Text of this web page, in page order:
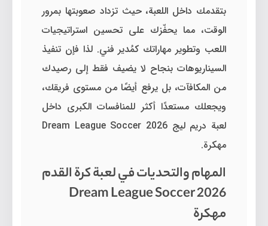
بتقدمك داخل اللعبة، حيث تزداد صعوبتها بمرور
الوقت، مما يحفّزك على تحسين استراتيجيات
اللعب وتطوير مهاراتك كمُدير فني. لذا فإن تنفيذ
السيناريوهات بنجاح لا يضيف فقط إلى رصيدك
من المكافآت، بل يرفع أيضًا من مستوى فريقك،
ويجعلك مستعدًا أكثر للمنافسات الكبرى داخل
لعبة دريم ليج Dream League Soccer 2026
مهكرة.
المهام والتحديات في لعبة كرة القدم
Dream League Soccer 2026
مهكرة